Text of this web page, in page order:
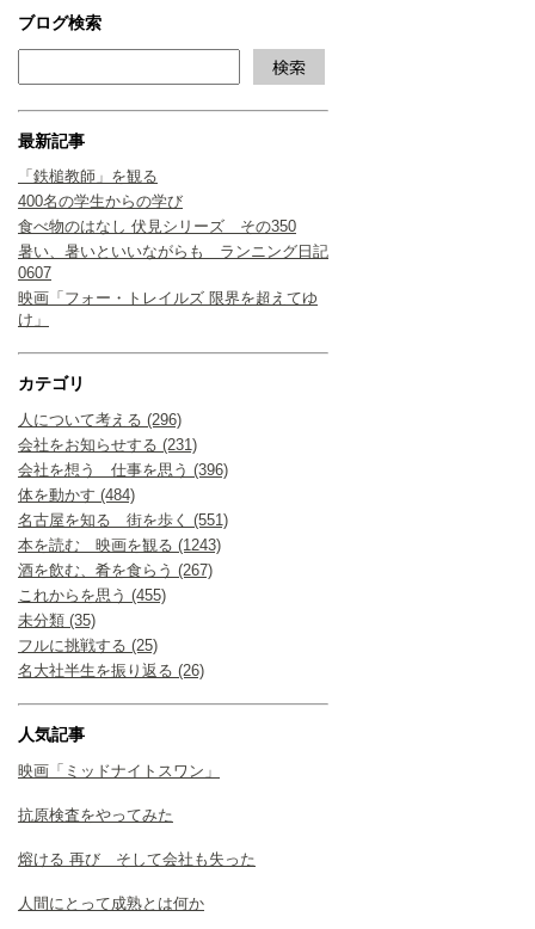
ブログ検索
最新記事
「鉄槌教師」を観る
400名の学生からの学び
食べ物のはなし 伏見シリーズ その350
暑い、暑いといいながらも ランニング日記
0607
映画「フォー・トレイルズ 限界を超えてゆ
け」
カテゴリ
人について考える (296)
会社をお知らせする (231)
会社を想う 仕事を思う (396)
体を動かす (484)
名古屋を知る 街を歩く (551)
本を読む 映画を観る (1243)
酒を飲む、肴を食らう (267)
これからを思う (455)
未分類 (35)
フルに挑戦する (25)
名大社半生を振り返る (26)
人気記事
映画「ミッドナイトスワン」
抗原検査をやってみた
熔ける 再び そして会社も失った
人間にとって成熟とは何か